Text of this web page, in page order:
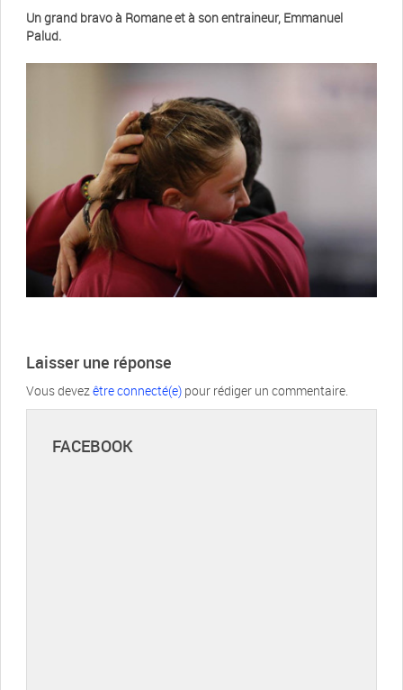
Un grand bravo à Romane et à son entraineur, Emmanuel
Palud.
Laisser une réponse
Vous devezêtre connecté(e) pour rédiger un commentaire.
FACEBOOK